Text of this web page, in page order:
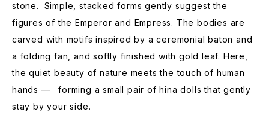
stone. Simple, stacked forms gently suggest the
figures of the Emperor and Empress. The bodies are
carved with motifs inspired by a ceremonial baton and
a folding fan, and softly finished with gold leaf. Here,
the quiet beauty of nature meets the touch of human
hands — forming a small pair of hina dolls that gently
stay by your side.